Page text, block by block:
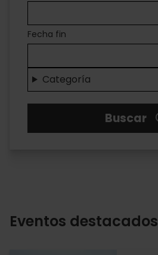
VALÈNCIA
Fecha fin
Categoría
Buscar
Eventos destacados